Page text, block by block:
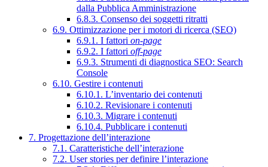
dalla Pubblica Amministrazione
6.8.3. Consenso dei soggetti ritratti
6.9. Ottimizzazione per i motori di ricerca (SEO)
6.9.1. I fattori on-page
6.9.2. I fattori off-page
6.9.3. Strumenti di diagnostica SEO: Search
Console
6.10. Gestire i contenuti
6.10.1. L’inventario dei contenuti
6.10.2. Revisionare i contenuti
6.10.3. Migrare i contenuti
6.10.4. Pubblicare i contenuti
7. Progettazione dell’interazione
7.1. Caratteristiche dell’interazione
7.2. User stories per definire l’interazione